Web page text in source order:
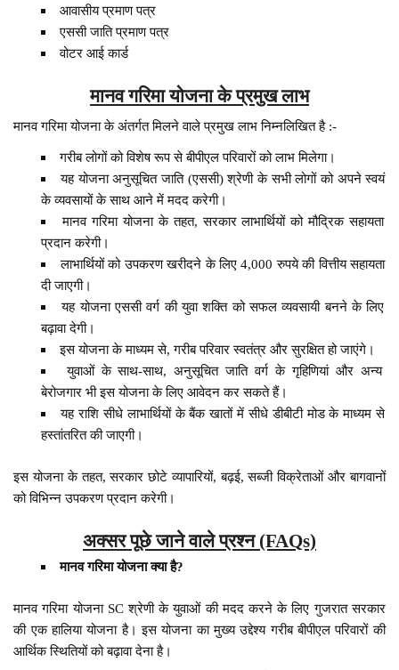
आवासीय प्रमाण पत्र
एससी जाति प्रमाण पत्र
वोटर आई कार्ड
मानव गरिमा योजना के प्रमुख लाभ
मानव गरिमा योजना के अंतर्गत मिलने वाले प्रमुख लाभ निम्नलिखित है :-
गरीब लोगों को विशेष रूप से बीपीएल परिवारों को लाभ मिलेगा।
यह योजना अनुसूचित जाति (एससी) श्रेणी के सभी लोगों को अपने स्वयं
के व्यवसायों के साथ आने में मदद करेगी।
मानव गरिमा योजना के तहत, सरकार लाभार्थियों को मौद्रिक सहायता
प्रदान करेगी।
लाभार्थियों को उपकरण खरीदने के लिए 4,000 रुपये की वित्तीय सहायता
दी जाएगी।
यह योजना एससी वर्ग की युवा शक्ति को सफल व्यवसायी बनने के लिए
बढ़ावा देगी।
इस योजना के माध्यम से, गरीब परिवार स्वतंत्र और सुरक्षित हो जाएंगे।
युवाओं के साथ-साथ, अनुसूचित जाति वर्ग के गृहिणियां और अन्य
बेरोजगार भी इस योजना के लिए आवेदन कर सकते हैं।
यह राशि सीधे लाभार्थियों के बैंक खातों में सीधे डीबीटी मोड के माध्यम से
हस्तांतरित की जाएगी।
इस योजना के तहत, सरकार छोटे व्यापारियों, बढ़ई, सब्जी विक्रेताओं और बागवानों
को विभिन्न उपकरण प्रदान करेगी।
अक्सर पूछे जाने वाले प्रश्न (FAQs)
मानव गरिमा योजना क्या है?
मानव गरिमा योजना SC श्रेणी के युवाओं की मदद करने के लिए गुजरात सरकार
की एक हालिया योजना है। इस योजना का मुख्य उद्देश्य गरीब बीपीएल परिवारों की
आर्थिक स्थितियों को बढ़ावा देना है।